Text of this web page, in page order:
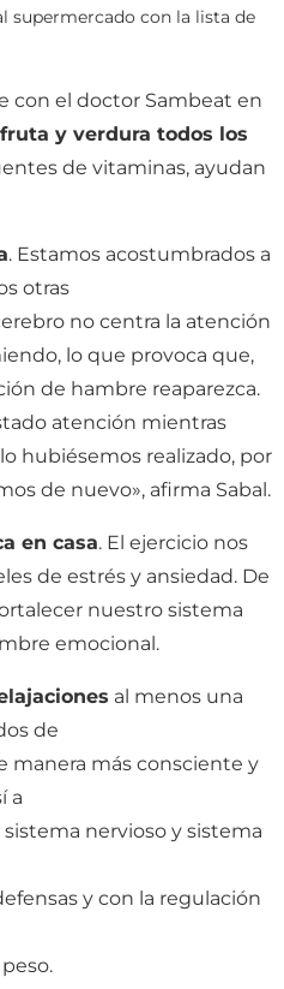
supermercado con la lista de
con el doctor Sambeat en
y verdura todos los
de vitaminas, ayudan
. Estamos acostumbrados a
otras
no centra la atención
lo que provoca que,
de hambre reaparezca.
atención mientras
hubiésemos realizado, por
de nuevo», afirma Sabal.
en casa. El ejercicio nos
de estrés y ansiedad. De
nuestro sistema
emocional.
al menos una
de
manera más consciente y
a
nervioso y sistema
y con la regulación